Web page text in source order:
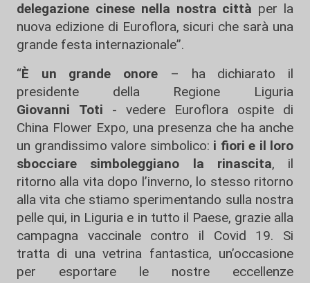
delegazione cinese nella nostra città per la
nuova edizione di Euroflora, sicuri che sarà una
grande festa internazionale”.
“È un grande onore – ha dichiarato il
presidente della Regione Liguria
Giovanni
Toti - vedere Euroflora ospite di
China Flower Expo, una presenza che ha anche
un grandissimo valore simbolico: i fiori e il loro
sbocciare simboleggiano la rinascita, il
ritorno alla vita dopo l’inverno, lo stesso ritorno
alla vita che stiamo sperimentando sulla nostra
pelle qui, in Liguria e in tutto il Paese, grazie alla
campagna vaccinale contro il Covid 19. Si
tratta di una vetrina fantastica, un’occasione
per esportare le nostre eccellenze